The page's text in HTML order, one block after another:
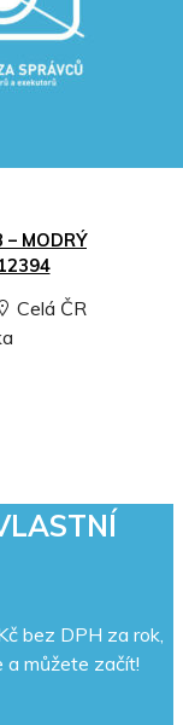
– MODRÝ
Celá ČR
bez DPH za rok,
můžete začít!